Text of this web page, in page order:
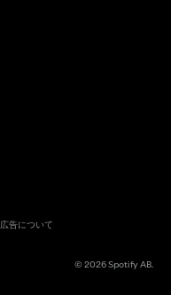
広告について
© 2026 Spotify AB.